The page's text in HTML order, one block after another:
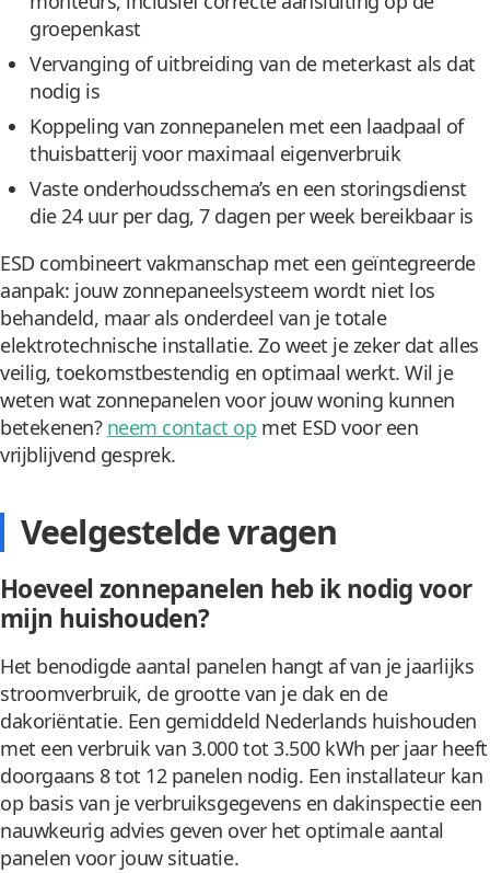
groepenkast
Vervanging of uitbreiding van de meterkast als dat
nodig is
Koppeling van zonnepanelen met een laadpaal of
thuisbatterij voor maximaal eigenverbruik
Vaste onderhoudsschema’s en een storingsdienst
die 24 uur per dag, 7 dagen per week bereikbaar is
ESD combineert vakmanschap met een geïntegreerde
aanpak: jouw zonnepaneelsysteem wordt niet los
behandeld, maar als onderdeel van je totale
elektrotechnische installatie. Zo weet je zeker dat alles
veilig, toekomstbestendig en optimaal werkt. Wil je
weten wat zonnepanelen voor jouw woning kunnen
betekenen? neem contact op met ESD voor een
vrijblijvend gesprek.
Veelgestelde vragen
Hoeveel zonnepanelen heb ik nodig voor
mijn huishouden?
Het benodigde aantal panelen hangt af van je jaarlijks
stroomverbruik, de grootte van je dak en de
dakoriëntatie. Een gemiddeld Nederlands huishouden
met een verbruik van 3.000 tot 3.500 kWh per jaar heeft
doorgaans 8 tot 12 panelen nodig. Een installateur kan
op basis van je verbruiksgegevens en dakinspectie een
nauwkeurig advies geven over het optimale aantal
panelen voor jouw situatie.